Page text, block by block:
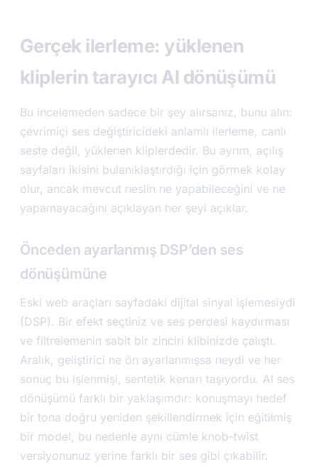
Gerçek ilerleme: yüklenen
kliplerin tarayıcı AI dönüşümü
Bu incelemeden sadece bir şey alırsanız, bunu alın:
çevrimiçi ses değiştiricideki anlamlı ilerleme, canlı
seste değil, yüklenen kliplerdedir. Bu ayrım, açılış
sayfaları ikisini bulanıklaştırdığı için görmek kolay
olur, ancak mevcut neslin ne yapabileceğini ve ne
yapamayacağını açıklayan her şeyi açıklar.
Önceden ayarlanmış DSP’den ses
dönüşümüne
Eski web araçları sayfadaki dijital sinyal işlemesiydi
(DSP). Bir efekt seçtiniz ve ses perdesi kaydırması
ve filtrelemenin sabit bir zinciri klibinizde çalıştı.
Aralık, geliştirici ne ön ayarlanmışsa neydi ve her
sonuç bu işlenmişi, sentetik kenarı taşıyordu. AI ses
dönüşümü farklı bir yaklaşımdır: konuşmayı hedef
bir tona doğru yeniden şekillendirmek için eğitilmiş
bir model, bu nedenle aynı cümle knob-twist
versiyonunuz yerine farklı bir ses gibi çıkabilir.